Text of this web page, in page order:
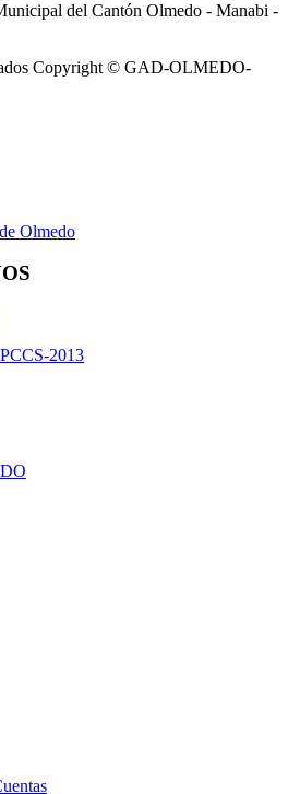
del Cantón Olmedo - Manabi -
Copyright © GAD-OLMEDO-
Olmedo
2013